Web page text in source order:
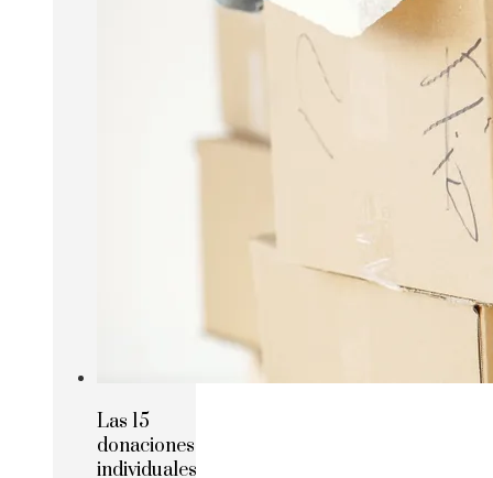
Las 15
donaciones
individuales